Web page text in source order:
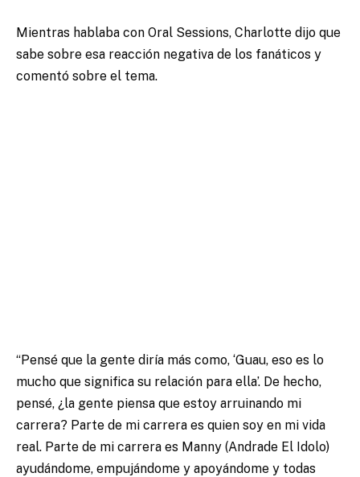
Mientras hablaba con Oral Sessions, Charlotte dijo que
sabe sobre esa reacción negativa de los fanáticos y
comentó sobre el tema.
“Pensé que la gente diría más como, ‘Guau, eso es lo
mucho que significa su relación para ella’. De hecho,
pensé, ¿la gente piensa que estoy arruinando mi
carrera? Parte de mi carrera es quien soy en mi vida
real. Parte de mi carrera es Manny (Andrade El Idolo)
ayudándome, empujándome y apoyándome y todas